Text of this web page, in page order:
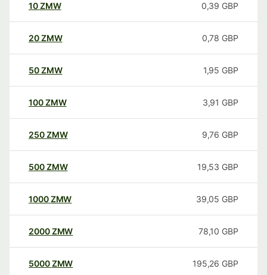
10ZMW 0,39 GBP
20ZMW 0,78 GBP
50ZMW 1,95 GBP
100ZMW 3,91 GBP
250ZMW 9,76 GBP
500ZMW 19,53 GBP
1000ZMW 39,05 GBP
2000ZMW 78,10 GBP
5000ZMW 195,26 GBP